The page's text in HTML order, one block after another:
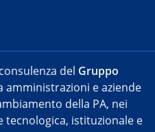
del Gruppo
amministrazioni e aziende
della PA, nei
istituzionale e